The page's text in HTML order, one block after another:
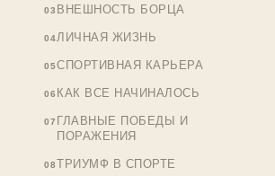
ВНЕШНОСТЬ БОРЦА
ЛИЧНАЯ ЖИЗНЬ
СПОРТИВНАЯ КАРЬЕРА
КАК ВСЕ НАЧИНАЛОСЬ
ГЛАВНЫЕ ПОБЕДЫ И
ПОРАЖЕНИЯ
ТРИУМФ В СПОРТЕ